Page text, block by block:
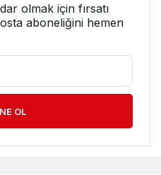
olmak için fırsatı
aboneliğini hemen
OL